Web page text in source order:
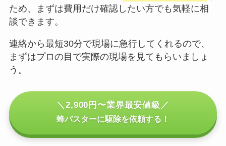
ため、まずは費用だけ確認したい方でも気軽に相
談できます。
連絡から最短30分で現場に急行してくれるので、
まずはプロの目で実際の現場を見てもらいましょ
う。
＼2,900円〜業界最安値級／
蜂バスターに駆除を依頼する！